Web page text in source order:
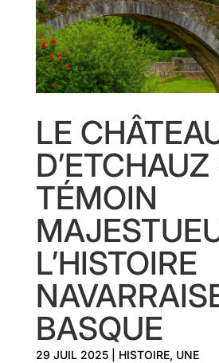
LE
D’ETCHAUZ
TÉMOIN
L’HISTOIRE
BASQUE
29 JUIL 2025| HISTOIRE, UNE